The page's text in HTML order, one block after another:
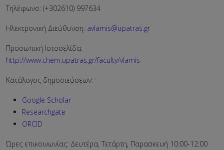
Τηλέφωνο: (+302610) 997634
Ηλεκτρονική Διεύθυνση: avlamis@upatras.gr
Προσωπική Ιστοσελίδα:
http://www.chem.upatras.gr/faculty/vlamis
Κατάλογος δημοσιεύσεων:
Google Scholar
Researchgate
ORCID
Ώρες επικοινωνίας: Δευτέρα, Τετάρτη, Παρασκευή 10:00-12:00